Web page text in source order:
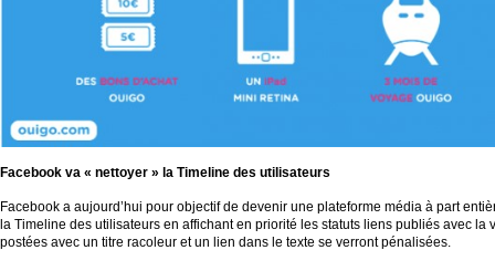
Facebook va « nettoyer » la Timeline des utilisateurs
Facebook a aujourd’hui pour objectif de devenir une plateforme média à part
la Timeline des utilisateurs en affichant en priorité les statuts liens publiés avec la
postées avec un titre racoleur et un lien dans le texte se verront pénalisées.